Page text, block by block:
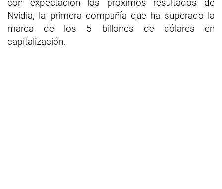
con expectación los próximos resultados de
Nvidia, la primera compañía que ha superado la
marca de los 5 billones de dólares en
capitalización.